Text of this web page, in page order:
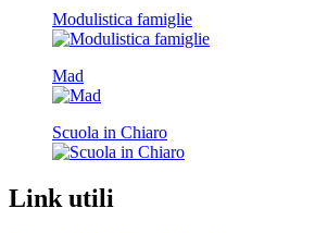
Modulistica famiglie
Mad
Scuola in Chiaro
Link utili